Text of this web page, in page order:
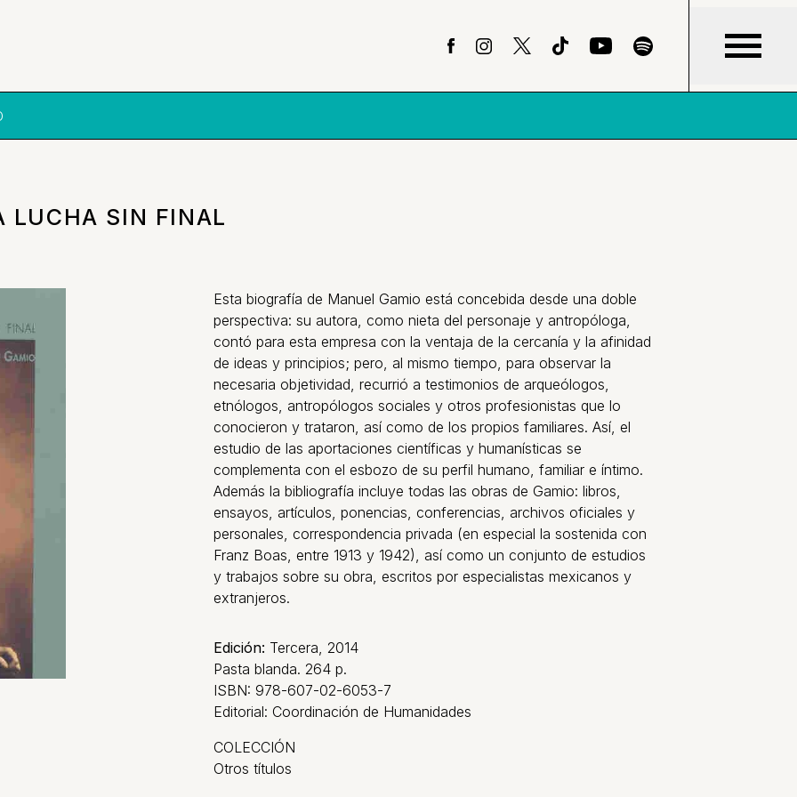
LUCHA SIN FINAL
Esta biografía de Manuel Gamio está concebida desde una doble
perspectiva: su autora, como nieta del personaje y antropóloga,
contó para esta empresa con la ventaja de la cercanía y la afinidad
de ideas y principios; pero, al mismo tiempo, para observar la
necesaria objetividad, recurrió a testimonios de arqueólogos,
etnólogos, antropólogos sociales y otros profesionistas que lo
conocieron y trataron, así como de los propios familiares. Así, el
estudio de las aportaciones científicas y humanísticas se
complementa con el esbozo de su perfil humano, familiar e íntimo.
Además la bibliografía incluye todas las obras de Gamio: libros,
ensayos, artículos, ponencias, conferencias, archivos oficiales y
personales, correspondencia privada (en especial la sostenida con
Franz Boas, entre 1913 y 1942), así como un conjunto de estudios
y trabajos sobre su obra, escritos por especialistas mexicanos y
extranjeros.
Edición: Tercera, 2014
Pasta blanda. 264 p.
ISBN: 978-607-02-6053-7
Editorial: Coordinación de Humanidades
COLECCIÓN
Otros títulos